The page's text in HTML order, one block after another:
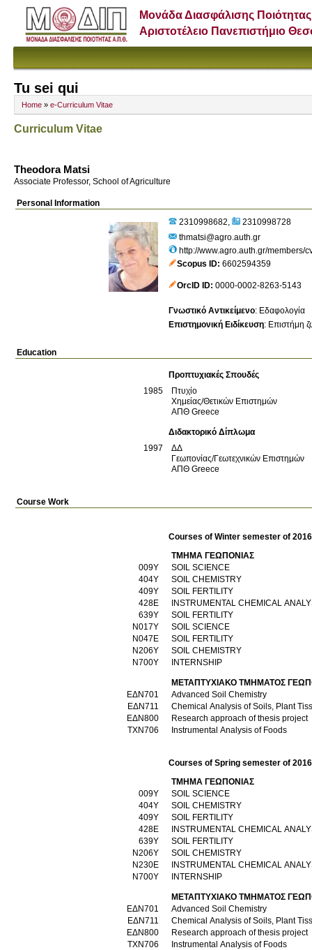
Μονάδα Διασφάλισης Ποιότητας
Αριστοτέλειο Πανεπιστήμιο
Tu sei qui
Home » e-Curriculum Vitae
Curriculum Vitae
Theodora Matsi
Associate Professor, School of Agriculture
Personal Information
2310998682
2310998728
thmatsi@agro.auth.gr
http://www.agro.auth.gr/members/
Scopus ID 6602594359
OrcID ID 0000-0002-8263-5143
Γνωστικό Αντικείμενο: Εδαφολογία
Επιστημονική Ειδίκευση: Επιστήμη
Education
Προπτυχιακές Σπουδές
1985
Πτυχίο
Χημείας/Θετικών Επιστημών
ΑΠΘ Greece
Διδακτορικό Δίπλωμα
1997
ΔΔ
Γεωπονίας/Γεωτεχνικών Επιστημών
ΑΠΘ Greece
Course Work
Courses of Winter semester of
ΤΜΗΜΑ ΓΕΩΠΟΝΙΑΣ
009Υ
SOIL SCIENCE
404Υ
SOIL CHEMISTRY
409Υ
SOIL FERTILITY
428Ε
INSTRUMENTAL CHEMICAL
639Υ
SOIL FERTILITY
Ν017Υ
SOIL SCIENCE
Ν047Ε
SOIL FERTILITY
Ν206Υ
SOIL CHEMISTRY
Ν700Υ
INTERNSHIP
ΜΕΤΑΠΤΥΧΙΑΚΟ ΤΜΗΜΑΤΟΣ
ΕΔΝ701
Advanced Soil Chemistry
ΕΔΝ711
Chemical Analysis of Soils, Plant
ΕΔΝ800
Research approach of thesis project
ΤΧΝ706
Instrumental Analysis of Foods
Courses of Spring semester of
ΤΜΗΜΑ ΓΕΩΠΟΝΙΑΣ
009Υ
SOIL SCIENCE
404Υ
SOIL CHEMISTRY
409Υ
SOIL FERTILITY
428Ε
INSTRUMENTAL CHEMICAL
639Υ
SOIL FERTILITY
Ν206Υ
SOIL CHEMISTRY
Ν230Ε
INSTRUMENTAL CHEMICAL
Ν700Υ
INTERNSHIP
ΜΕΤΑΠΤΥΧΙΑΚΟ ΤΜΗΜΑΤΟΣ
ΕΔΝ701
Advanced Soil Chemistry
ΕΔΝ711
Chemical Analysis of Soils, Plant
ΕΔΝ800
Research approach of thesis project
ΤΧΝ706
Instrumental Analysis of Foods